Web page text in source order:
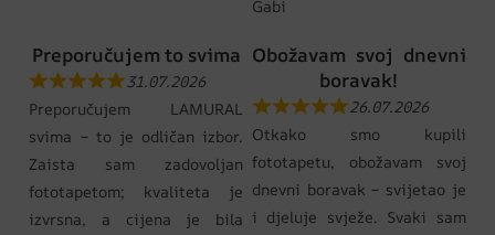
Gabi
Preporučujem to svima
31.07.2026
Preporučujem LAMURAL
svima – to je odličan izbor.
Zaista sam zadovoljan
fototapetom; kvaliteta je
izvrsna, a cijena je bila
Obožavam svoj dnevni
boravak!
26.07.2026
Otkako smo kupili
fototapetu, obožavam svoj
dnevni boravak – svijetao je
i djeluje svježe. Svaki sam